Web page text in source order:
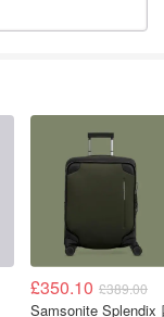
£350.10 £389.00
Samsonite Splendix